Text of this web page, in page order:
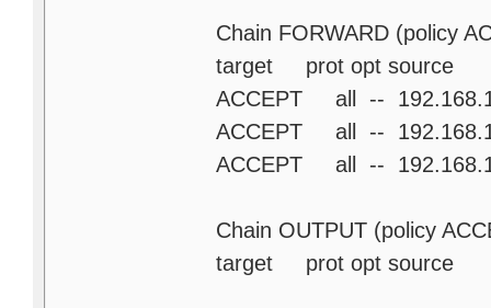
Chain FORWARD (policy
target prot opt
ACCEPT all --
ACCEPT all --
ACCEPT all --
Chain OUTPUT (policy
target prot opt